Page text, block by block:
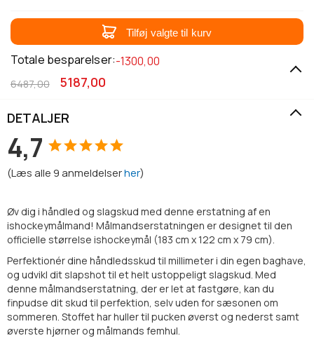
Tilføj valgte til kurv
Totale besparelser:-1300,00
5187,00
6487,00
DETALJER
4,7
(Læs alle 9anmeldelserher)
Øv dig i håndled og slagskud med denne erstatning af en
ishockeymålmand! Målmandserstatningen er designet til den
officielle størrelse ishockeymål (183 cm x 122 cm x 79 cm).
Perfektionér dine håndledsskud til millimeter i din egen baghave,
og udvikl dit slapshot til et helt ustoppeligt slagskud. Med
denne målmandserstatning, der er let at fastgøre, kan du
finpudse dit skud til perfektion, selv uden for sæsonen om
sommeren. Stoffet har huller til pucken øverst og nederst samt
øverste hjørner og målmands femhul.